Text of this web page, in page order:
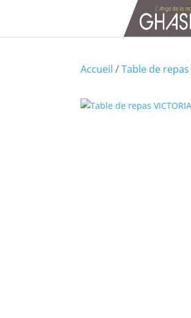
Accueil /Table de repas